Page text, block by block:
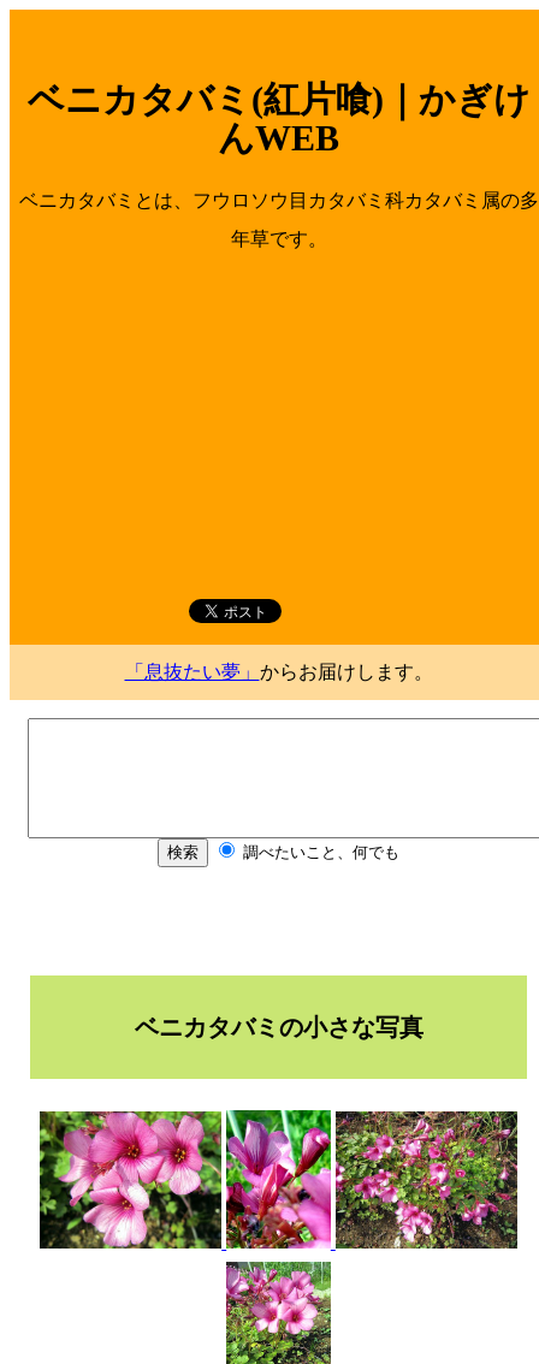
ベニカタバミ(紅片喰)｜かぎけ
んWEB
ベニカタバミとは、フウロソウ目カタバミ科カタバミ属の多
年草です。
「息抜たい夢」 からお届けします。
ベニカタバミの小さな写真